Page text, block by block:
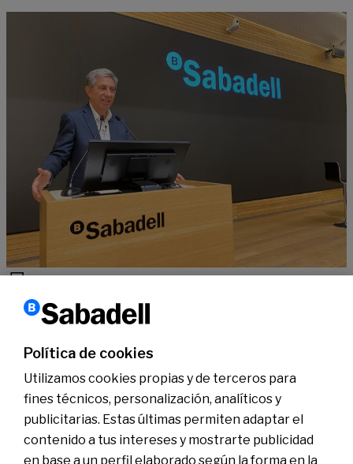
Ciclo DisruptIA con F. Fajula: Europa empieza a cambiar el rumbo
en el desarrollo de la IA
Leer más
Conócenos
Sala de Prensa
Actualidad
Política de cookies
Utilizamos cookies propias y de terceros para
fines técnicos, personalización, analíticos y
publicitarias. Estas últimas permiten adaptar el
contenido a tus intereses y mostrarte publicidad
en base a un perfil elaborado según la forma en la